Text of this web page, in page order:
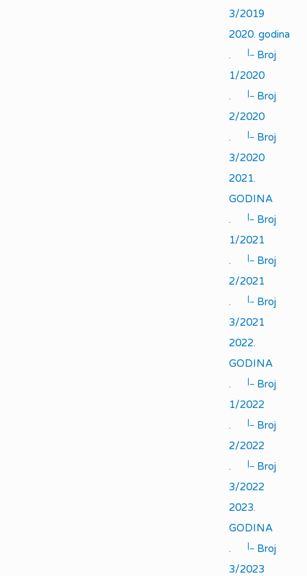
3/2019
2020. godina
.
|_ Broj
1/2020
.
|_ Broj
2/2020
.
|_ Broj
3/2020
2021.
GODINA
.
|_ Broj
1/2021
.
|_ Broj
2/2021
.
|_ Broj
3/2021
2022.
GODINA
.
|_ Broj
1/2022
.
|_ Broj
2/2022
.
|_ Broj
3/2022
2023.
GODINA
.
|_ Broj
3/2023